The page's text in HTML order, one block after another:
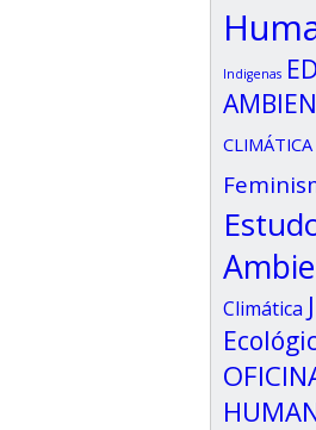
Indigenas
CLIMÁTICA
Climática